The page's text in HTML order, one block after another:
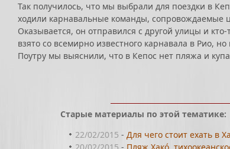
Так получилось, что мы выбрали для поездки в
ходили карнавальные команды, сопровождаемые
Оказывается, он отправился с другой улицы и
взято со всемирно известного карнавала в Рио,
Поутру мы выяснили, что в Кепос нет пляжа и
Старые материалы по этой тематике:
22/02/2015 - Для чего стоит ехать в